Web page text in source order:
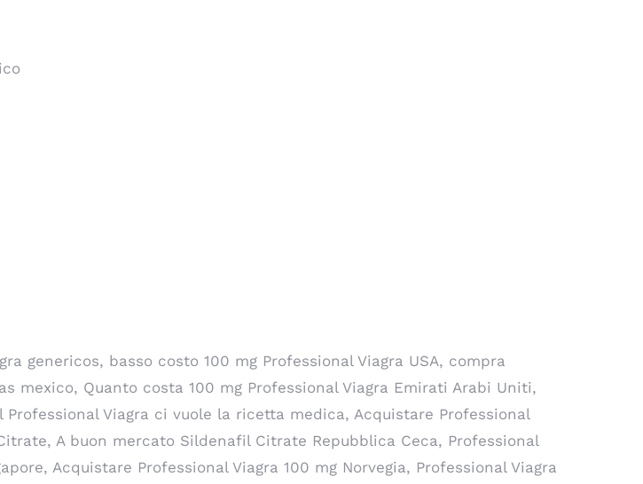
genericos, basso costo 100 mg Professional Viagra USA, compra
mexico, Quanto costa 100 mg Professional Viagra Emirati Arabi Uniti,
Viagra ci vuole la ricetta medica, Acquistare Professional
A buon mercato Sildenafil Citrate Repubblica Ceca, Professional
Acquistare Professional Viagra 100 mg Norvegia, Professional Viagra